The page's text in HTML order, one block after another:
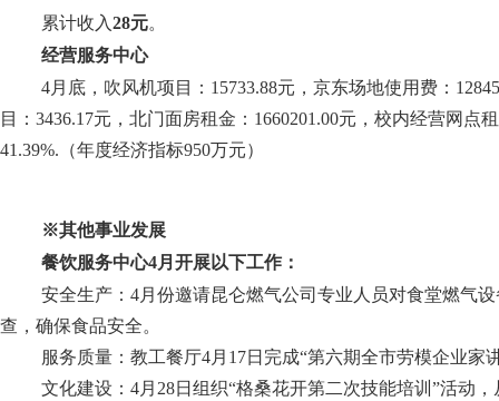
累计收入28元。
经营服务中心
4月底， 吹风机项目： 15733.88元，京东场地使用费：
目：3436.17元，北门面房租金：1660201.00元，校内经营网点
41.39%. （年度经济指标950万元）
※其他事业发展
餐饮服务中心4月开展以下工作：
安全生产： 4月份邀请昆仑燃气公司专业人员对食堂燃气
查，确保食品安全。
服务质量： 教工餐厅4月17日完成“第六期全市劳模企业家
文化建设： 4月28日组织“格桑花开第二次技能培训”活动